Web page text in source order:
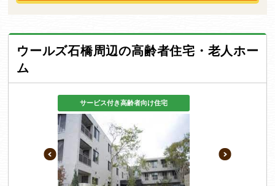
ウールズ石橋周辺の高齢者住宅・老人ホー
ム
サービス付き高齢者向け住宅